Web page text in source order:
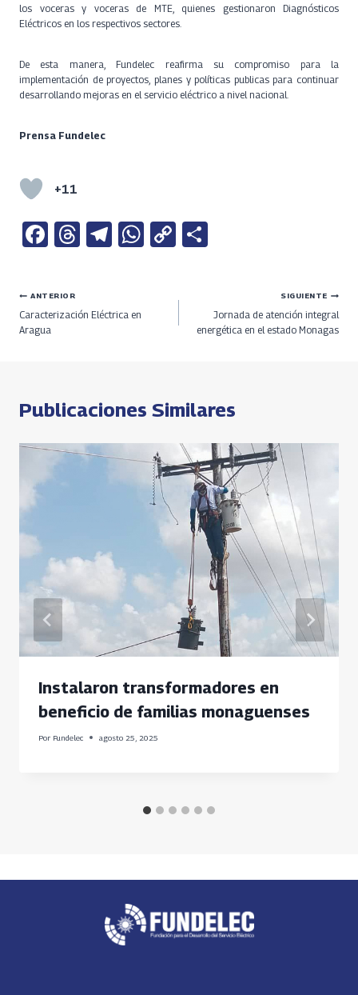
los voceras y voceras de MTE, quienes gestionaron Diagnósticos
Eléctricos en los respectivos sectores.
De esta manera, Fundelec reafirma su compromiso para la
implementación de proyectos, planes y políticas publicas para continuar
desarrollando mejoras en el servicio eléctrico a nivel nacional.
Prensa Fundelec
+11
Fa
b
o
o
T
a
Te
a
W
C
e
Navegación
de
ANTERIOR
Caracterización Eléctrica en
Aragua
SIGUIENTE
Jornada de atención integral
energética en el estado Monagas
Publicaciones Similares
Instalaron transformadores en
beneficio de familias monaguenses
Por Fundelec agosto 25, 2025